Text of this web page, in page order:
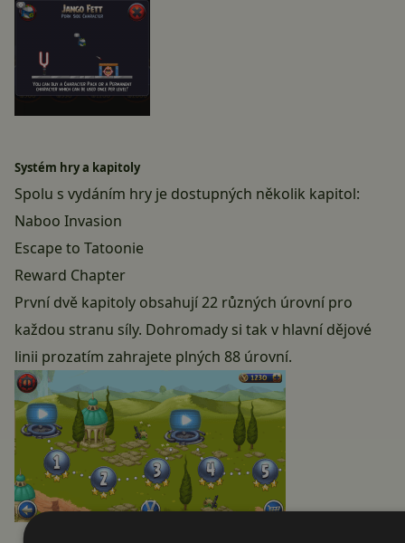
Systém hry a kapitoly
Spolu s vydáním hry je dostupných několik kapitol:
Naboo Invasion
Escape to Tatoonie
Reward Chapter
První dvě kapitoly obsahují 22 různých úrovní pro
každou stranu síly. Dohromady si tak v hlavní dějové
linii prozatím zahrajete plných 88 úrovní.